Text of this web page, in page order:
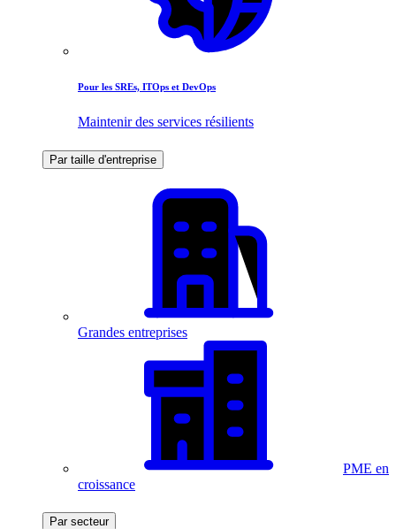
Pour les SREs, ITOps et DevOps
Maintenir des services résilients
Par taille d'entreprise
Grandes entreprises
PME en
croissance
Par secteur